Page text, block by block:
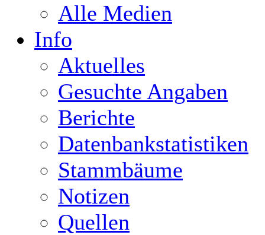
Alle Medien
Info
Aktuelles
Gesuchte Angaben
Berichte
Datenbankstatistiken
Stammbäume
Notizen
Quellen